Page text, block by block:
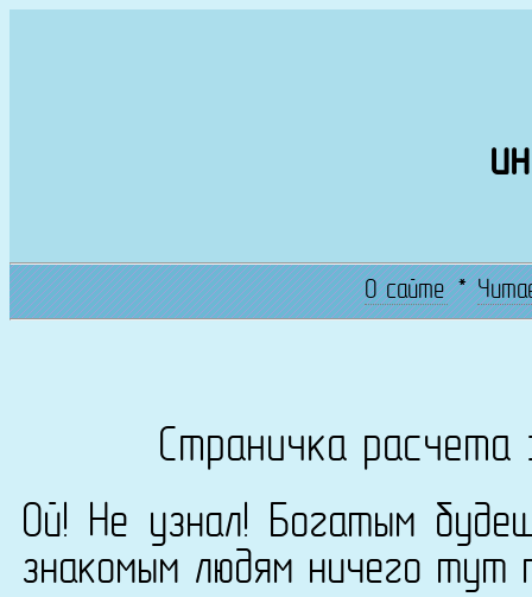
О сайте*
Страничка
Ой! Не узнал! Богатым
знакомым людям ничего тут